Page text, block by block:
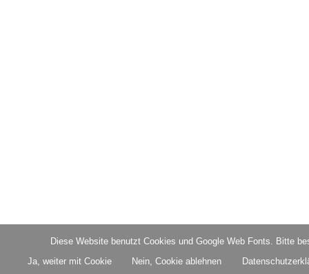
Diese Website benutzt Cookies und Google Web Fonts. Bitte
Ja, weiter mit Cookie
Nein, Cookie ablehnen